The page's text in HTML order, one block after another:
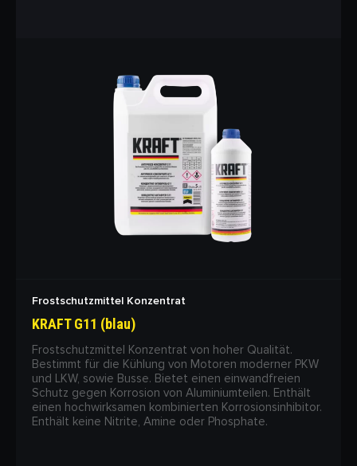
Frostschutzmittel Konzentrat
KRAFT G11 (blau)
Frostschutzmittel Konzentrat von hoher Qualität.
Bestimmt für die Kühlung von Motoren moderner PKW
und LKW, sowie Busse. Bietet einen einwandfreien
Schutz gegen Korrosion von Aluminiumteilen. Enthält
einen hochwirksamen kombinierten Korrosionsinhibitor.
Enthält keine Nitrite, Amine oder Phosphate.